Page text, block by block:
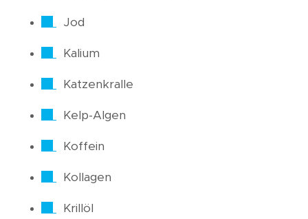
Jod
Kalium
Katzenkralle
Kelp-Algen
Koffein
Kollagen
Krillöl